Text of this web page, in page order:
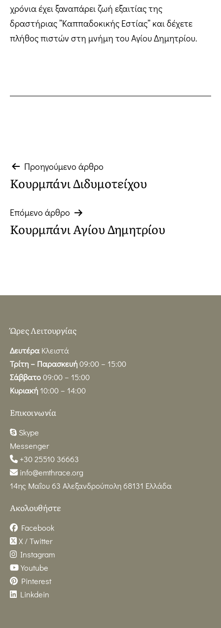
χρόνια έχει ξαναπάρει ζωή εξαιτίας της
δραστήριας ”Καππαδοκικής Εστίας” και δέχετε
πλήθος πιστών στη μνήμη του Αγίου Δημητρίου.
Πλοήγηση
άρθρων
Προηγούμενο άρθρο
Κουρμπάνι Διδυμοτείχου
Επόμενο άρθρο
Κουρμπάνι Αγίου Δημητρίου
Ώρες Λειτουργίας
Δευτέρα Κλειστά
Τρίτη – Παρασκευή09:00 – 15:00
Σάββατο09:00 – 15:00
Κυριακή 10:00 – 14:00
Επικοινωνία
Skype
Messenger
+30 25510 36663
info@emthrace.org
14ης Μαΐου 63 Αλεξανδρούπολη 68131 Ελλάδα
Ακολουθήστε
Facebook
X / Twitter
Instagram
Youtube
Pinterest
Linkdein